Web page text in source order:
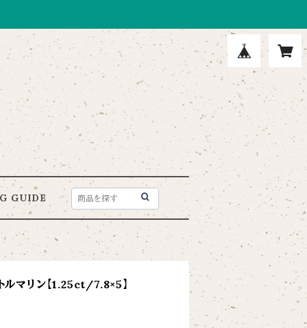
GUIDE
ルマリン【1.25ct/7.8×5】